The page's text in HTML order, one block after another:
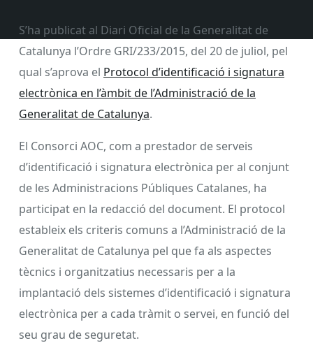
S’ha publicat al Diari Oficial de la Generalitat de
Catalunya l’Ordre GRI/233/2015, del 20 de juliol, pel
qual s’aprova el Protocol d’identificació i signatura
electrònica en l’àmbit de l’Administració de la
Generalitat de Catalunya.
El Consorci AOC, com a prestador de serveis
d’identificació i signatura electrònica per al conjunt
de les Administracions Públiques Catalanes, ha
participat en la redacció del document. El protocol
estableix els criteris comuns a l’Administració de la
Generalitat de Catalunya pel que fa als aspectes
tècnics i organitzatius necessaris per a la
implantació dels sistemes d’identificació i signatura
electrònica per a cada tràmit o servei, en funció del
seu grau de seguretat.